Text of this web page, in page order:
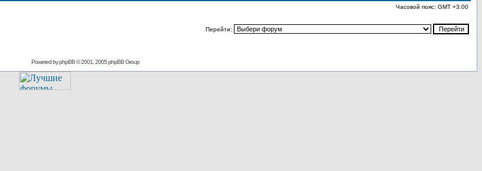
Часовой пояс: GMT +3:00
Перейти:
Powered byphpBB© 2001, 2005 phpBB Group